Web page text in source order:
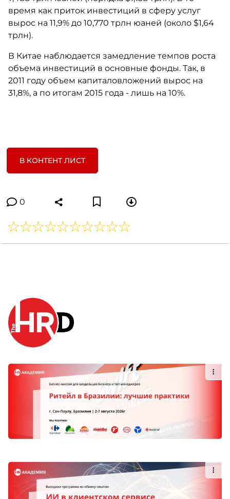
время как приток инвестиций в сферу услуг
вырос на 11,9% до 10,770 трлн юаней (около $1,64
трлн).
В Китае наблюдается замедление темпов роста
объема инвестиций в основные фонды. Так, в
2011 году объем капиталовложений вырос на
31,8%, а по итогам 2015 года - лишь на 10%.
В КОНТЕНТ ЛИСТ
0